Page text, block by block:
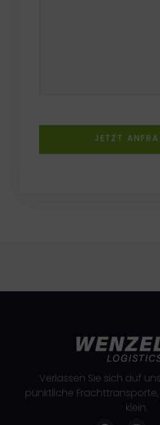
JETZT
Verlassen Sie sich auf
pünktliche
klein.